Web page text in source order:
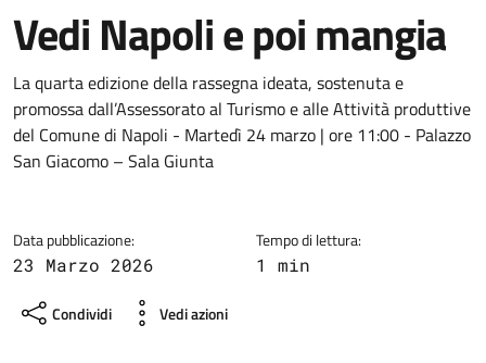
Vedi Napoli e poi mangia
Dettagli della notizia
La quarta edizione della rassegna ideata, sostenuta e
promossa dall’Assessorato al Turismo e alle Attività produttive
del Comune di Napoli - Martedì 24 marzo | ore 11:00 - Palazzo
San Giacomo – Sala Giunta
Data pubblicazione:
23 Marzo 2026
Tempo di lettura:
1 min
Condividi Vedi azioni